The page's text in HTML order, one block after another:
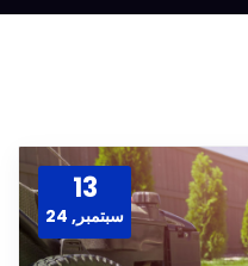
13
سبتمبر, 24